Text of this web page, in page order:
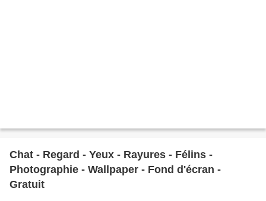
Chat - Regard - Yeux - Rayures - Félins -
Photographie - Wallpaper - Fond d'écran -
Gratuit